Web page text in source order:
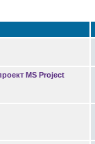
MS Project